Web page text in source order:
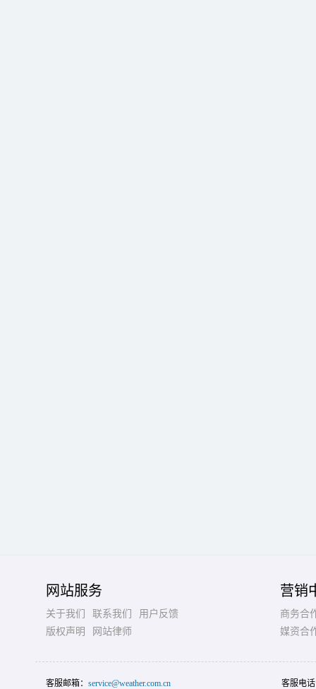
网站服务
关于我们 联系我们
用户反馈
版权声明
网站律师
营销
商务合
媒资合
客服邮箱： service@weather.com.cn 客服电